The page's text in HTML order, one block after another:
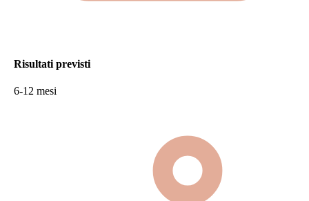
Risultati previsti
6-12 mesi